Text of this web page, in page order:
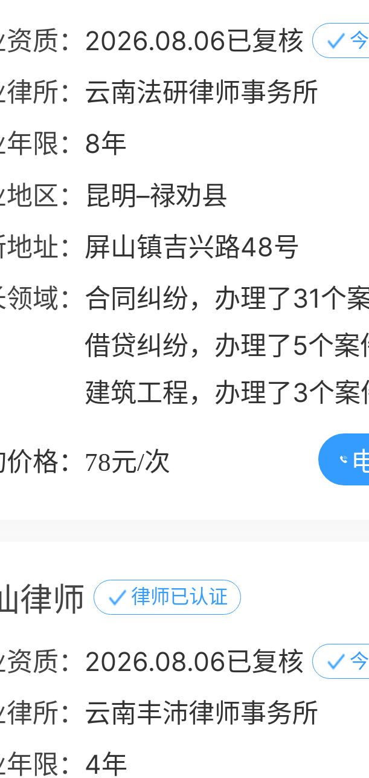
质： 2026.08.06已复核
所： 云南法研律师事务所
限： 8年
区：
昆明–禄劝县
址： 屏山镇吉兴路48号
域： 合同纠纷，办理了31个
借贷纠纷，办理了5个案
建筑工程，办理了3个案
格：78元/次
律师 律师已认证
质： 2026.08.06已复核
所： 云南丰沛律师事务所
限： 4年